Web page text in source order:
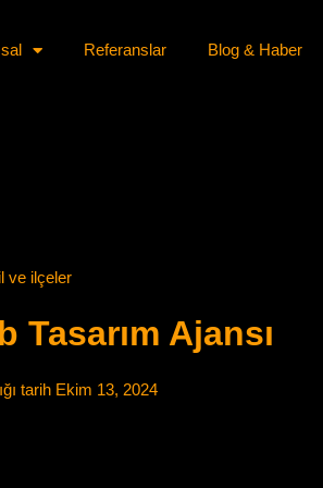
Referanslar Blog & Haber
ve ilçeler
Tasarım Ajansı
tarihEkim 13, 2024